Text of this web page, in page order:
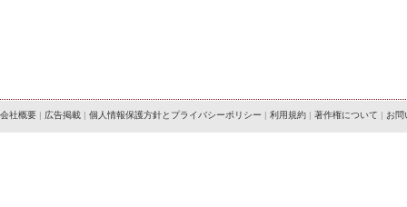
会社概要 | 広告掲載 | 個人情報保護方針とプライバシーポリシー | 利用規約 | 著作権について | お問